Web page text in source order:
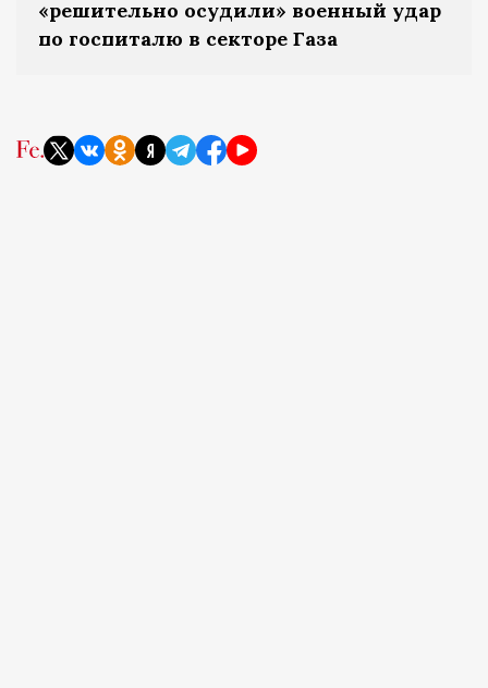
«решительно осудили» военный удар
по госпиталю в секторе Газа